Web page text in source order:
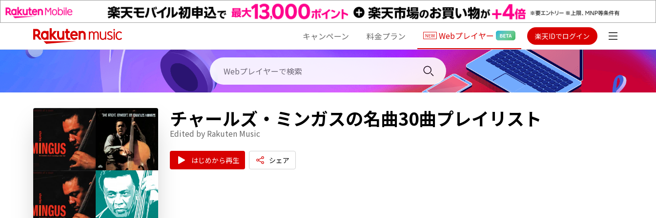
キャンペーン 料金プラン Webプレイヤー 楽天IDでログイン
チャールズ・ミンガスの名曲30曲プレイリスト
Edited by Rakuten Music
はじめから再生 シェア